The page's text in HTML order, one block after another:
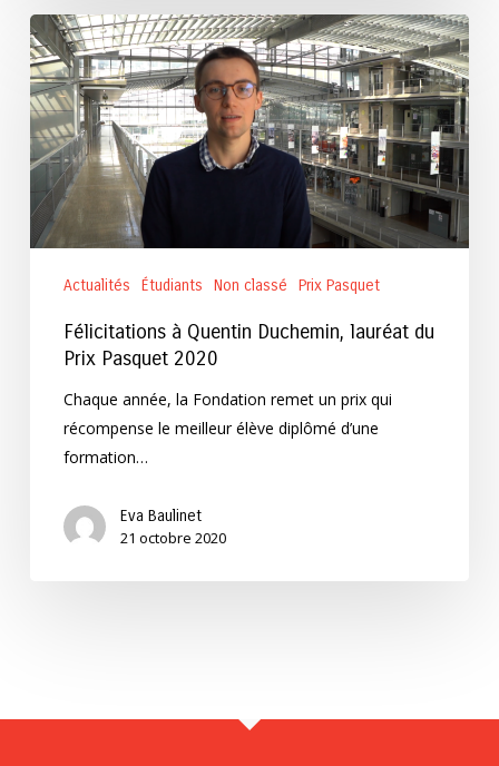
Félicitations
à
Quentin
Duchemin,
lauréat
du
Prix
Pasquet
Actualités Étudiants Non classé Prix Pasquet
Félicitations à Quentin Duchemin, lauréat du
Prix Pasquet 2020
Chaque année, la Fondation remet un prix qui
récompense le meilleur élève diplômé d’une
formation…
Eva Baulinet
21 octobre 2020